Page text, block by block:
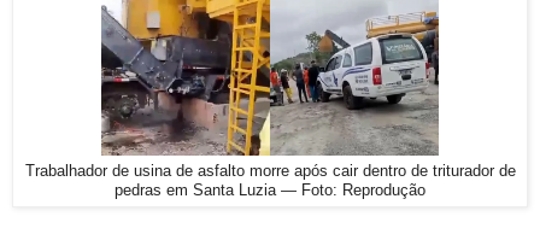
Trabalhador de usina de asfalto morre após cair dentro de triturador de
pedras em Santa Luzia — Foto: Reprodução